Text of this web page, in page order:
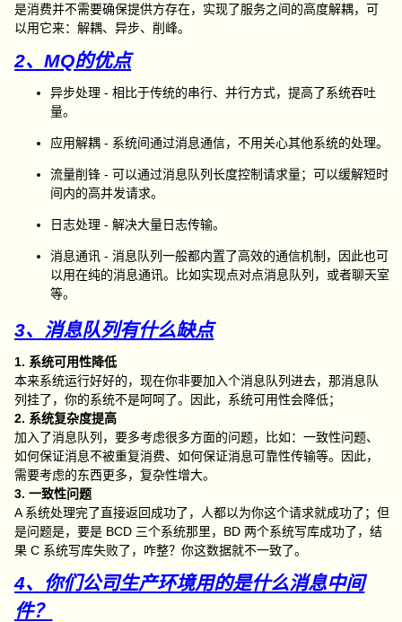
是消费并不需要确保提供方存在，实现了服务之间的高度解耦，可
以用它来：解耦、异步、削峰。
2、MQ的优点
异步处理 - 相比于传统的串行、并行方式，提高了系统吞吐
量。
应用解耦 - 系统间通过消息通信，不用关心其他系统的处理。
流量削锋 - 可以通过消息队列长度控制请求量；可以缓解短时
间内的高并发请求。
日志处理 - 解决大量日志传输。
消息通讯 - 消息队列一般都内置了高效的通信机制，因此也可
以用在纯的消息通讯。比如实现点对点消息队列，或者聊天室
等。
3、消息队列有什么缺点
1. 系统可用性降低
本来系统运行好好的，现在你非要加入个消息队列进去，那消息队
列挂了，你的系统不是呵呵了。因此，系统可用性会降低；
2. 系统复杂度提高
加入了消息队列，要多考虑很多方面的问题，比如：一致性问题、
如何保证消息不被重复消费、如何保证消息可靠性传输等。因此，
需要考虑的东西更多，复杂性增大。
3. 一致性问题
A 系统处理完了直接返回成功了，人都以为你这个请求就成功了；但
是问题是，要是 BCD 三个系统那里，BD 两个系统写库成功了，结
果 C 系统写库失败了，咋整？你这数据就不一致了。
4、你们公司生产环境用的是什么消息中间
件？